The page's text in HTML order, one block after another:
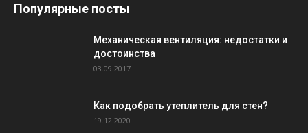
Популярные посты
Механическая вентиляция: недостатки и
достоинства
03.09.2017
Как подобрать утеплитель для стен?
19.12.2020